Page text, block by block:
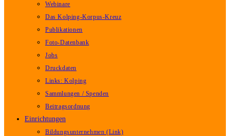
Webinare
Das Kolping-Korpus-Kreuz
Publikationen
Foto-Datenbank
Jobs
Druckdaten
Links: Kolping
Sammlungen / Spenden
Beitragsordnung
Einrichtungen
Bildungsunternehmen (Link)